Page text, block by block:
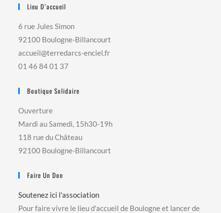
Lieu D’accueil
6 rue Jules Simon
92100 Boulogne-Billancourt
accueil@terredarcs-enciel.fr
01 46 84 01 37
Boutique Solidaire
Ouverture
Mardi au Samedi, 15h30-19h
118 rue du Château
92100 Boulogne-Billancourt
Faire Un Don
Soutenez ici l'association
Pour faire vivre le lieu d'accueil de Boulogne et lancer de